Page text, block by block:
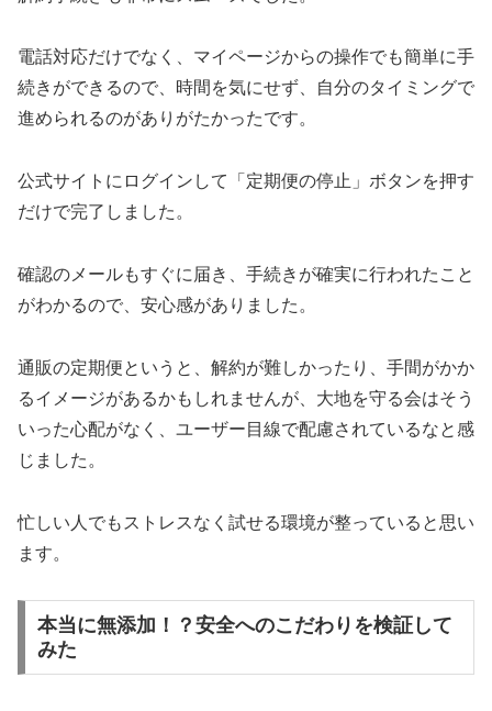
電話対応だけでなく、マイページからの操作でも簡単に手
続きができるので、時間を気にせず、自分のタイミングで
進められるのがありがたかったです。
公式サイトにログインして「定期便の停止」ボタンを押す
だけで完了しました。
確認のメールもすぐに届き、手続きが確実に行われたこと
がわかるので、安心感がありました。
通販の定期便というと、解約が難しかったり、手間がかか
るイメージがあるかもしれませんが、大地を守る会はそう
いった心配がなく、ユーザー目線で配慮されているなと感
じました。
忙しい人でもストレスなく試せる環境が整っていると思い
ます。
本当に無添加！？安全へのこだわりを検証して
みた